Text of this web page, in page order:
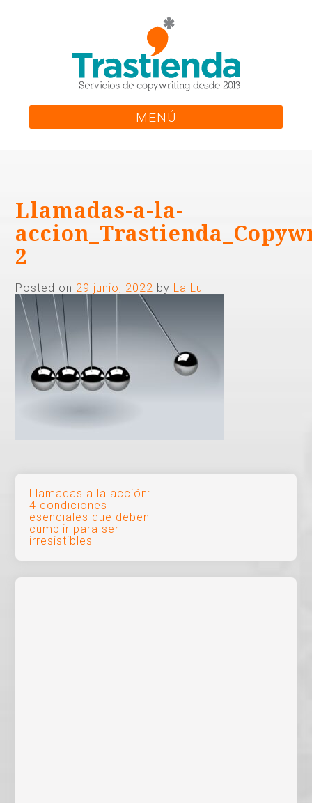
MENÚ
Llamadas-a-la-
2
Posted on 29 junio, 2022 by La Lu
Navegación
de
entradas
Llamadas a la acción:
4 condiciones
esenciales que deben
cumplir para ser
irresistibles